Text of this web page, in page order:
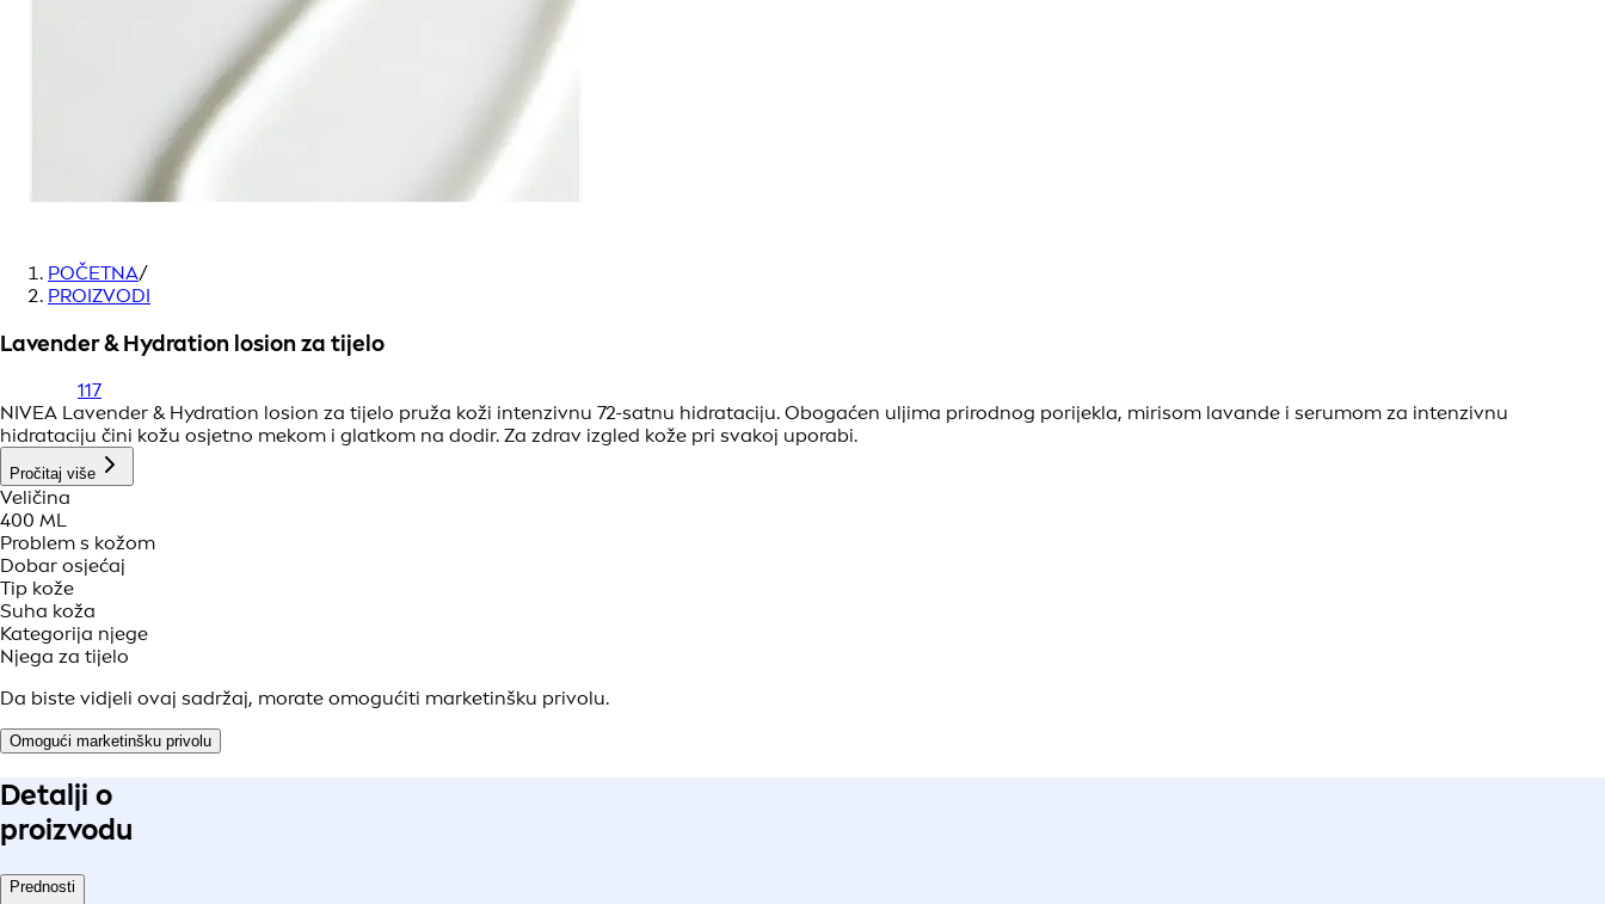
POČETNA/
PROIZVODI
Lavender & Hydration losion za tijelo
117
NIVEA Lavender & Hydration losion za tijelo pruža koži intenzivnu 72-satnu hidrataciju. Obogaćen uljima prirodnog porijekla, mirisom lavande i serumom za intenzivnu
hidrataciju čini kožu osjetno mekom i glatkom na dodir. Za zdrav izgled kože pri svakoj uporabi.
Pročitaj više
Veličina
400 ML
Problem s kožom
Dobar osjećaj
Tip kože
Suha koža
Kategorija njege
Njega za tijelo
Da biste vidjeli ovaj sadržaj, morate omogućiti marketinšku privolu.
Omogući marketinšku privolu
Detalji o
proizvodu
Prednosti